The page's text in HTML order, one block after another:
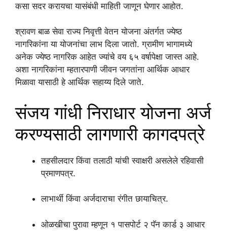
कसा सदर करायचा यासंबंधी माहिती जाणून घेणार आहोत.
श्रावण बाळ सेवा राज्य निवृत्ती वेतन योजना अंतर्गत ज्येष्ठ
नागरिकांना या योजनांचा लाभ दिला जातो. ग्रामीण भागामध्ये
अनेक ज्येष्ठ नागरिक आहेत ज्यांचे वय ६५ वर्षापेक्षा जास्त आहे.
अशा नागरिकांना म्हतारपाणी जीवन जगतांना आर्थिक आधार
मिळावा यासाठी हे आर्थिक सहाय्य दिले जाते.
संजय गांधी निराधार योजना अर्ज
करण्यसाठी लागणारी कागदपत्रे
तहसीलदार किंवा तलाठी यांची स्वाक्षरी असलेले रहिवासी
प्रमाणपत्र.
लाभार्थी किंवा अर्जदाराचा रंगीत छायाचित्र.
ओळखीचा पुरावा म्हणून १ पासपोर्ट २ पॅन कार्ड ३ आधार